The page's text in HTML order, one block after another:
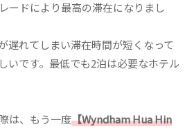
ードにより最高の滞在になりまし
遅れてしまい滞在時間が短くなって
いです。最低でも2泊は必要なホテル
は、もう一度【Wyndham Hua Hin